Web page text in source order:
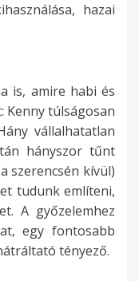
hazai
is, amire habi és
Kenny túlságosan
vállalhatatlan
hányszor tűnt
szerencsén kívül)
tudunk említeni,
A győzelemhez
egy fontosabb
tényező.